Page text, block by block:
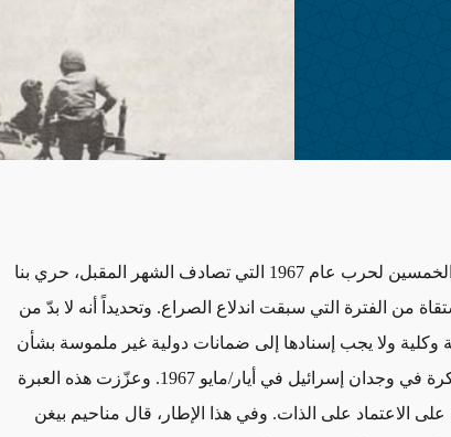
مع اقترابنا من الذكرى السنوية الخمسين لحرب عام 1967 التي تصادف الشهر المقبل، حري بنا
من الفترة التي سبقت اندلاع الصراع. وتحديداً أنه لا بدّ من
وكلية ولا يجب إسنادها إلى ضمانات دولية غير ملموسة بشأن
المستقبل. وقد انطبعت هذه الفكرة في وجدان إسرائيل في أيار/مايو 1967. وعزّزت هذه العبرة
على الاعتماد على الذات. وفي هذا الإطار، قال مناحيم بيغن